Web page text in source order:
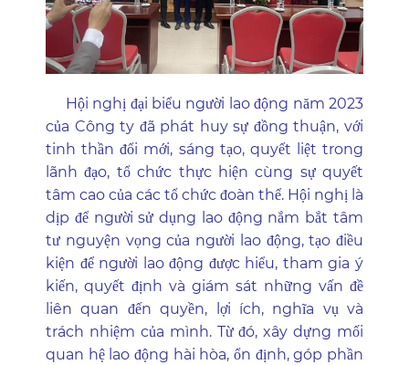
Hội nghị đại biểu người lao động năm 2023
của Công ty đã phát huy sự đồng thuận, với
tinh thần đổi mới, sáng tạo, quyết liệt trong
lãnh đạo, tổ chức thực hiện cùng sự quyết
tâm cao của các tổ chức đoàn thể. Hội nghị là
dịp để người sử dụng lao động nắm bắt tâm
tư nguyện vọng của người lao động, tạo điều
kiện để người lao động được hiểu, tham gia ý
kiến, quyết định và giám sát những vấn đề
liên quan đến quyền, lợi ích, nghĩa vụ và
trách nhiệm của mình. Từ đó, xây dựng mối
quan hệ lao động hài hòa, ổn định, góp phần